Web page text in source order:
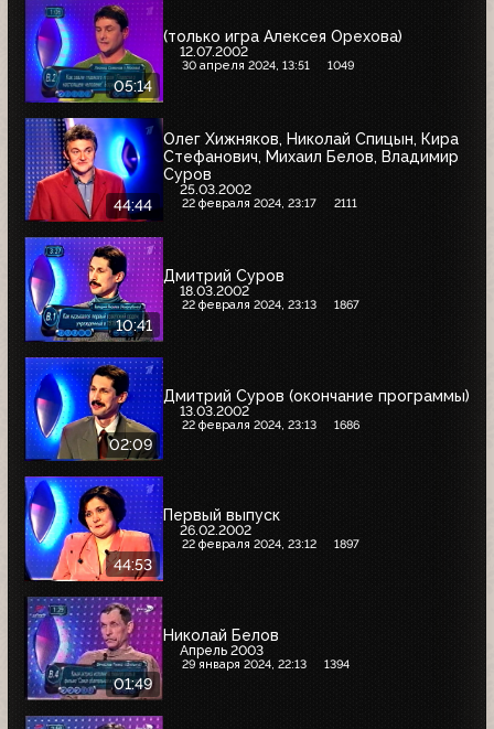
05:14
(только игра Алексея Орехова)
12.07.2002
30 апреля 2024, 13:51 1049
44:44
Олег Хижняков, Николай Спицын, Кира
Стефанович, Михаил Белов, Владимир
Суров
25.03.2002
22 февраля 2024, 23:17 2111
10:41
Дмитрий Суров
18.03.2002
22 февраля 2024, 23:13 1867
02:09
Дмитрий Суров (окончание программы)
13.03.2002
22 февраля 2024, 23:13 1686
44:53
Первый выпуск
26.02.2002
22 февраля 2024, 23:12 1897
01:49
Николай Белов
Апрель 2003
29 января 2024, 22:13 1394